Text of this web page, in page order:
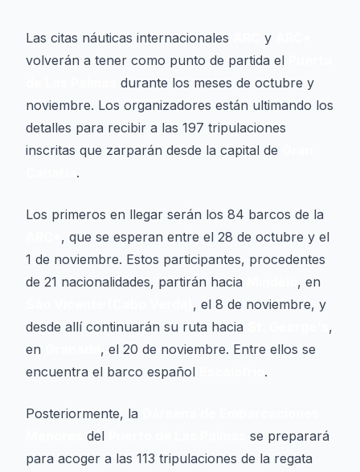
Las citas náuticas internacionales y
volverán a tener como punto de partida el
durante los meses de octubre y
noviembre. Los organizadores están ultimando los
detalles para recibir a las 197 tripulaciones
inscritas que zarparán desde la capital de
.
Los primeros en llegar serán los 84 barcos de la
, que se esperan entre el 28 de octubre y el
1 de noviembre. Estos participantes, procedentes
de 21 nacionalidades, partirán hacia
, en
, el 8 de noviembre, y
desde allí continuarán su ruta hacia
,
en
, el 20 de noviembre. Entre ellos se
encuentra el barco español
.
Posteriormente, la
del
se preparará
para acoger a las 113 tripulaciones de la regata